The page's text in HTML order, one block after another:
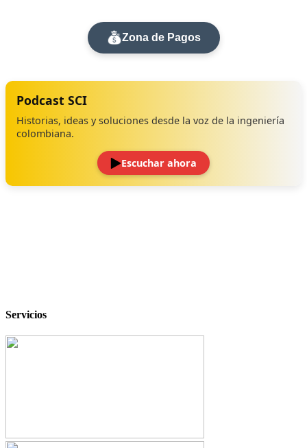
Zona de Pagos
Podcast SCI
Historias, ideas y soluciones desde la voz de la ingeniería
colombiana.
Escuchar ahora
Servicios